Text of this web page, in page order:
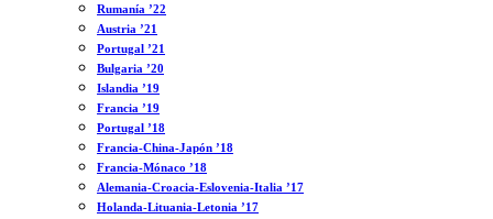
Rumanía ’22
Austria ’21
Portugal ’21
Bulgaria ’20
Islandia ’19
Francia ’19
Portugal ’18
Francia-China-Japón ’18
Francia-Mónaco ’18
Alemania-Croacia-Eslovenia-Italia ’17
Holanda-Lituania-Letonia ’17